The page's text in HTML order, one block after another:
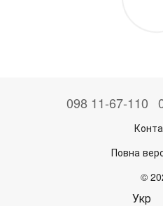
098 11-67-110
Повна
©
Укр